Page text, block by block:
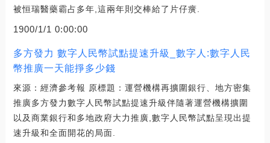
被恒瑞醫藥霸占多年,這兩年則交棒給了片仔癀.
1900/1/1 0:00:00
多方發力 數字人民幣試點提速升級_數字人:數字人民
幣推廣一天能掙多少錢
來源：經濟參考報 原標題：運營機構再擴圍銀行、地方密集
推廣多方發力數字人民幣試點提速升級伴隨著運營機構擴圍
以及商業銀行和多地政府大力推廣,數字人民幣試點呈現出提
速升級和全面開花的局面.